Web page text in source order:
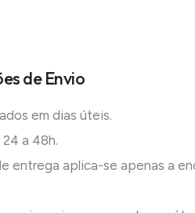
de Envio
em dias úteis.
a 48h.
entrega aplica-se apenas a